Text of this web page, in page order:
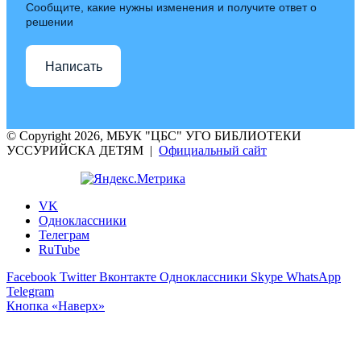
Сообщите, какие нужны изменения и получите ответ о
решении
Написать
© Copyright 2026, МБУК "ЦБС" УГО БИБЛИОТЕКИ
УССУРИЙСКА ДЕТЯМ | Официальный сайт
VK
Одноклассники
Телеграм
RuTube
Facebook Twitter Вконтакте Одноклассники Skype WhatsApp
Telegram
Кнопка «Наверх»